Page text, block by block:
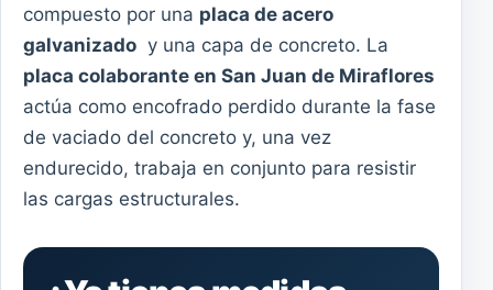
compuesto por una placa de acero
galvanizado y una capa de concreto. La
placa colaborante en San Juan de Miraflores
actúa como encofrado perdido durante la fase
de vaciado del concreto y, una vez
endurecido, trabaja en conjunto para resistir
las cargas estructurales.